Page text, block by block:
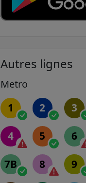
Autres lignes
Metro
1 2 3
4 5 6
7B 8 9